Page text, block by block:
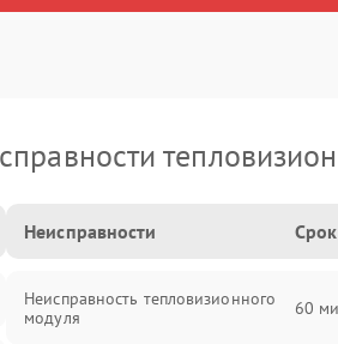
Неисправности Срок
Неисправность тепловизионного
модуля
60